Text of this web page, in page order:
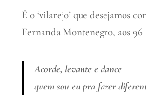
É o ‘vilarejo’ que desejamos
Fernanda Montenegro, aos 96
Acorde, levante e dance
quem sou eu pra fazer